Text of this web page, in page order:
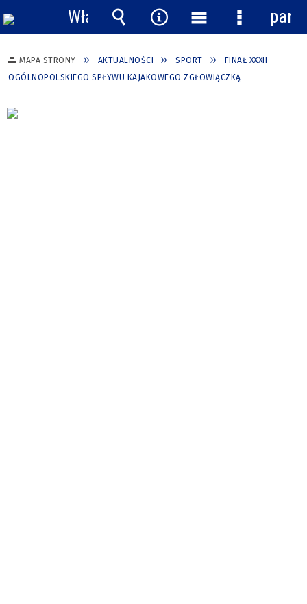
MAPA STRONY AKTUALNOŚCI SPORT
FINAŁ XXXII
OGÓLNOPOLSKIEGO SPŁYWU KAJAKOWEGO ZGŁOWIĄCZKĄ
Włącz
powiadomienia
Wyszukiwarka
Narzędzia
Menu
główne
Menu
panel